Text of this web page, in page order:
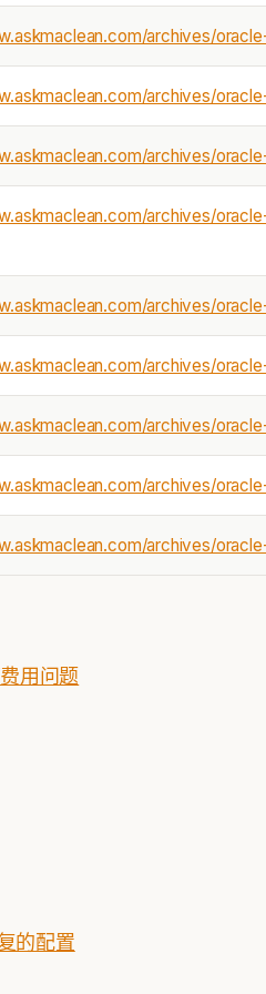
archives/
archives/
archives/
archives/
archives/
archives/
archives/
archives/
archives/
用问题
的配置